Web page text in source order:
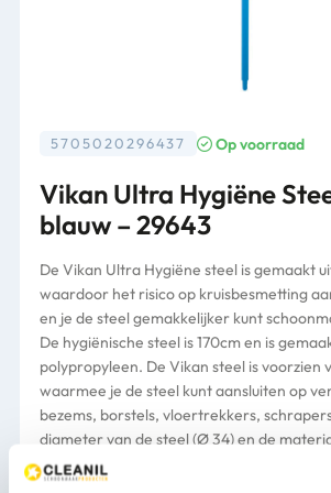
5705020296437 Op voorraad
Vikan Ultra Hygiëne
blauw – 29643
De Vikan Ultra Hygiëne steel is gemaakt
waardoor het risico op kruisbesmetting
en je de steel gemakkelijker kunt
De hygiënische steel is 170cm en is
polypropyleen. De Vikan steel is voorzien
waarmee je de steel kunt aansluiten op
bezems, borstels, vloertrekkers,
diameter van de steel (Ø 34) en de
verzekeren zelfs in koude omgevingen
comfortabele grip. Geschikt voor gebruik